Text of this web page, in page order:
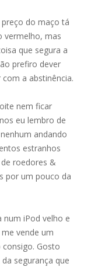
do maço tá
vermelho, mas
que segura a
prefiro dever
a abstinência.
nem ficar
eu lembro de
andando
estranhos
roedores &
por um pouco da
num iPod velho e
vende um
Gosto
segurança que